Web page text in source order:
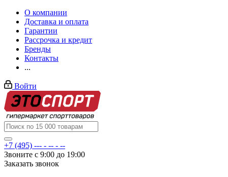
О компании
Доставка и оплата
Гарантии
Рассрочка и кредит
Бренды
Контакты
...
Войти
+7 (495) --- - -- - --
Звоните с 9:00 до 19:00
Заказать звонок